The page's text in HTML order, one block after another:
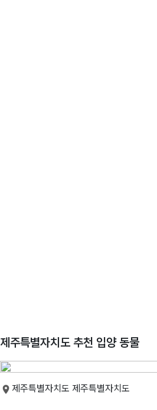
제주특별자치도 추천 입양 동물
제주특별자치도 제주특별자치도